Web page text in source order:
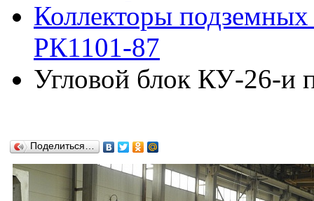
Коллекторы
РК1101-87
Угловой блок КУ-26-и
Поделиться…